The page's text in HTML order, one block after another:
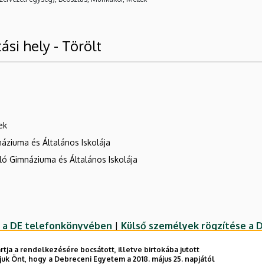
hely - Törölt
és Általános Iskolája
Gimnáziuma és Általános Iskolája
DE telefonkönyvében | Külső személyek rögzítése a
a rendelkezésére bocsátott, illetve birtokába jutott
Önt, hogy a Debreceni Egyetem a 2018. május 25. napjától